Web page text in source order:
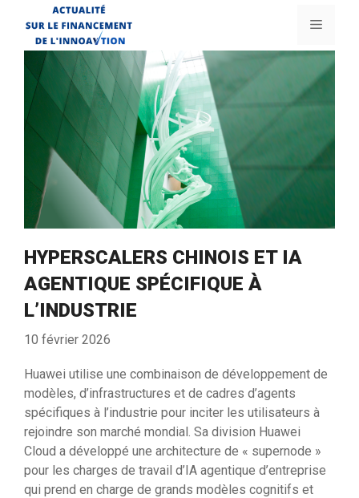
contenu
Menu
HYPERSCALERS CHINOIS ET IA
AGENTIQUE SPÉCIFIQUE À
L’INDUSTRIE
10 février 2026
Huawei utilise une combinaison de développement de
modèles, d’infrastructures et de cadres d’agents
spécifiques à l’industrie pour inciter les utilisateurs à
rejoindre son marché mondial. Sa division Huawei
Cloud a développé une architecture de « supernode »
pour les charges de travail d’IA agentique d’entreprise
qui prend en charge de grands modèles cognitifs et